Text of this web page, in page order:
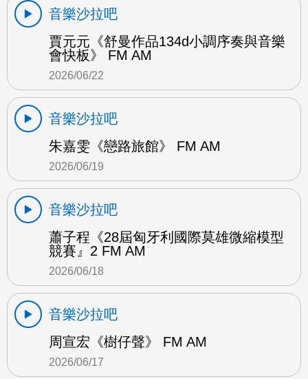
音樂沙拉吧
賈元元《舒曼作品134d小調序奏與音樂
會快板》 FM AM
2026/06/22
音樂沙拉吧
朱嘉雯《戀路旅館》 FM AM
2026/06/19
音樂沙拉吧
蕭子程《28屆匈牙利國際莫雄微縮模型
競賽』2 FM AM
2026/06/18
音樂沙拉吧
周宣宏《樹仔聲》 FM AM
2026/06/17